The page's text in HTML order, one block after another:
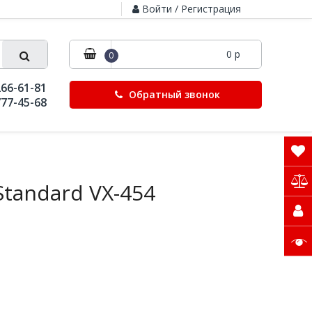
Войти / Регистрация
0 0 р
61-81
45-68
Обратный звонок
VX-454